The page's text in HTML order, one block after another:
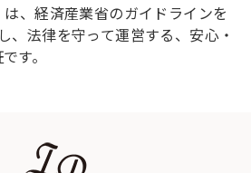
は、経済産業省のガイドラインを
、法律を守って運営する、安心・
す。